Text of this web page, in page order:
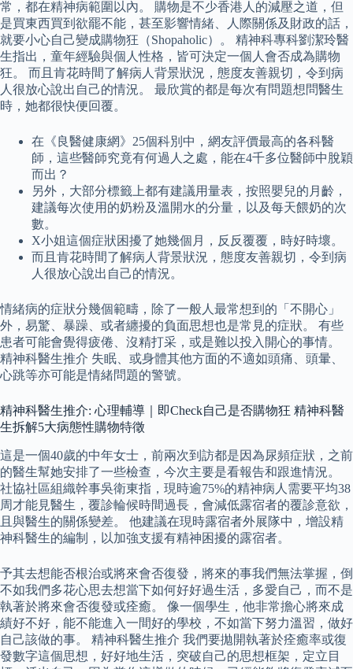
常，都在精神病範圍以內。 購物是不少香港人的減壓之道，但
是買東西買到欲罷不能，甚至影響情緒、人際關係及財政的話，
就要小心自己變成購物狂（Shopaholic）。 精神科專科劉潔玲醫
生指出，童年經驗與個人性格，皆可決定一個人會否成為購物
狂。 而且肯花時間了解病人背景狀況，態度友善親切，令到病
人很放心說出自己的情況。 最欣賞的都是每次有問題想問醫生
時，她都很快便回覆。
在《良醫健康網》25個科別中，網友評價最高的各科醫
師，這些醫師究竟有何過人之處，能在4千多位醫師中脫穎
而出？
另外，大部分標籤上都有建議用量表，按照嬰兒的月齡，
建議每次使用的奶粉及溫開水的分量，以及每天餵奶的次
數。
X小姐這個症狀困擾了她幾個月，反反覆覆，時好時壞。
而且肯花時間了解病人背景狀況，態度友善親切，令到病
人很放心說出自己的情況。
情緒病的症狀分幾個範疇，除了一般人最常想到的「不開心」
外，易驚、暴躁、或者纏擾的負面思想也是常見的症狀。 有些
患者可能會覺得疲倦、沒精打采，或是難以投入開心的事情。
精神科醫生推介 失眠、或身體其他方面的不適如頭痛、頭暈、
心跳等亦可能是情緒問題的警號。
精神科醫生推介: 心理輔導｜即Check自己是否購物狂 精神科醫
生拆解5大病態性購物特徵
這是一個40歲的中年女士，前兩次到訪都是因為尿頻症狀，之前
的醫生幫她安排了一些檢查，今次主要是看報告和跟進情況。
社協社區組織幹事吳衛東指，現時逾75%的精神病人需要平均38
周才能見醫生，覆診輪候時間過長，會減低露宿者的覆診意欲，
且與醫生的關係變差。 他建議在現時露宿者外展隊中，增設精
神科醫生的編制，以加強支援有精神困擾的露宿者。
予其去想能否根治或將來會否復發，將來的事我們無法掌握，倒
不如我們多花心思去想當下如何好好過生活，多愛自己，而不是
執著於將來會否復發或痊癒。 像一個學生，他非常擔心將來成
績好不好，能不能進入一間好的學校，不如當下努力溫習，做好
自己該做的事。 精神科醫生推介 我們要拋開執著於痊癒率或復
發數字這個思想，好好地生活，突破自己的思想框架，定立目